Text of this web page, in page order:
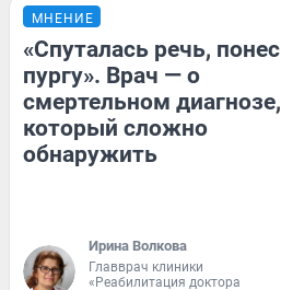
МНЕНИЕ
«Спуталась речь, понес
пургу». Врач — о
смертельном диагнозе,
который сложно
обнаружить
Ирина Волкова
Главврач клиники
«Реабилитация доктора